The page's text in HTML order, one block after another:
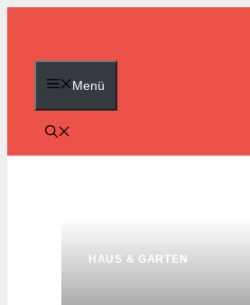
springen
Menü
HAUS & GARTEN